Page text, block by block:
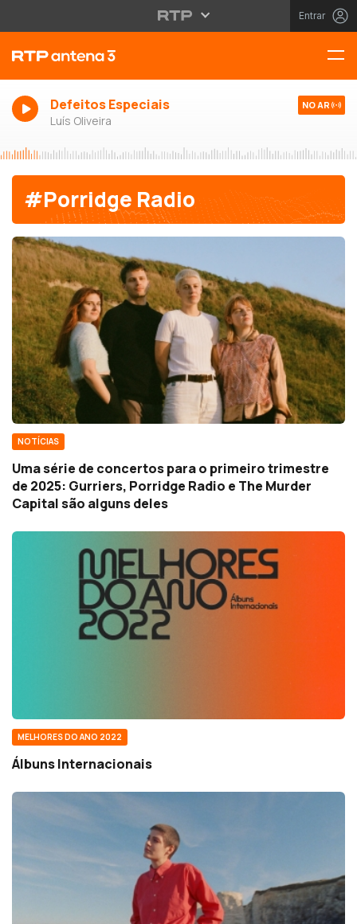
Entrar
Defeitos Especiais
Luís Oliveira
NO AR
#Porridge Radio
NOTÍCIAS
Uma série de concertos para o primeiro trimestre
de 2025: Gurriers, Porridge Radio e The Murder
Capital são alguns deles
MELHORES DO ANO 2022
Álbuns Internacionais